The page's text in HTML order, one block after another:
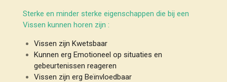
Sterke en minder sterke eigenschappen die bij een
Vissen kunnen horen zijn :
Vissen zijn Kwetsbaar
Kunnen erg Emotioneel op situaties en
gebeurtenissen reageren
Vissen zijn erg Beïnvloedbaar